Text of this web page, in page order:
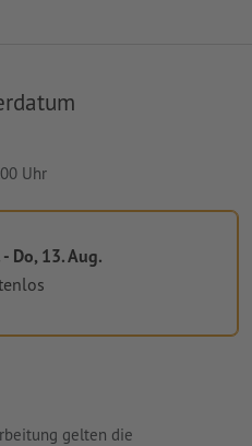
Uhr
Do, 13. Aug.
gelten die